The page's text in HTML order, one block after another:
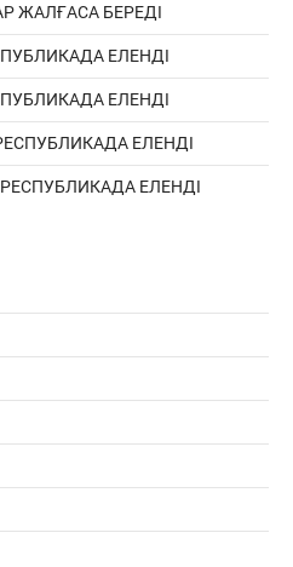
ЖАЛҒАСА БЕРЕДІ
ЕЛЕНДІ
ЕЛЕНДІ
ЕЛЕНДІ
ЕЛЕНДІ